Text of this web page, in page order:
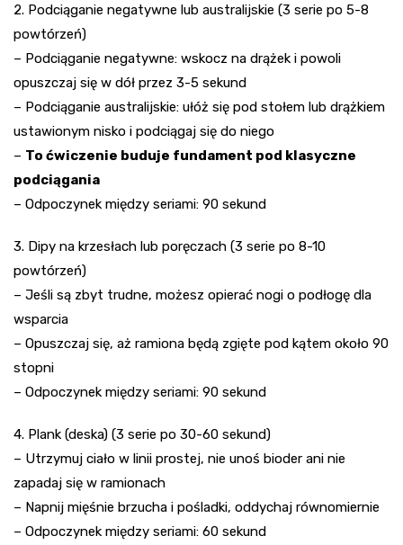
2. Podciąganie negatywne lub australijskie (3 serie po 5-8
powtórzeń)
– Podciąganie negatywne: wskocz na drążek i powoli
opuszczaj się w dół przez 3-5 sekund
– Podciąganie australijskie: ułóż się pod stołem lub drążkiem
ustawionym nisko i podciągaj się do niego
– To ćwiczenie buduje fundament pod klasyczne
podciągania
– Odpoczynek między seriami: 90 sekund
3. Dipy na krzesłach lub poręczach (3 serie po 8-10
powtórzeń)
– Jeśli są zbyt trudne, możesz opierać nogi o podłogę dla
wsparcia
– Opuszczaj się, aż ramiona będą zgięte pod kątem około 90
stopni
– Odpoczynek między seriami: 90 sekund
4. Plank (deska) (3 serie po 30-60 sekund)
– Utrzymuj ciało w linii prostej, nie unoś bioder ani nie
zapadaj się w ramionach
– Napnij mięśnie brzucha i pośladki, oddychaj równomiernie
– Odpoczynek między seriami: 60 sekund